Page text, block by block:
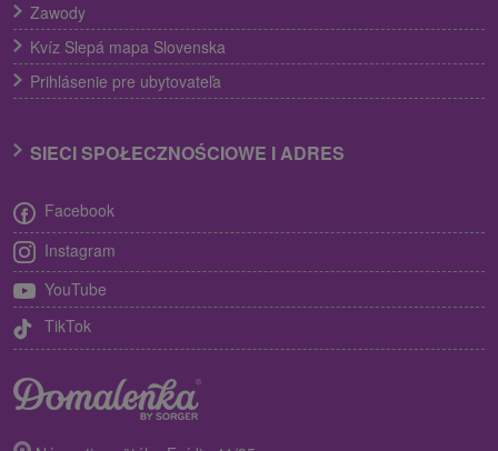
Zawody
Kvíz Slepá mapa Slovenska
Prihlásenie pre ubytovateľa
SIECI SPOŁECZNOŚCIOWE I ADRES
Facebook
Instagram
YouTube
TikTok